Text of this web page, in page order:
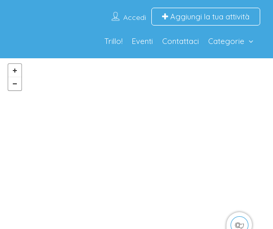
Accedi Aggiungi la tua attività
Trillo! Eventi Contattaci Categorie